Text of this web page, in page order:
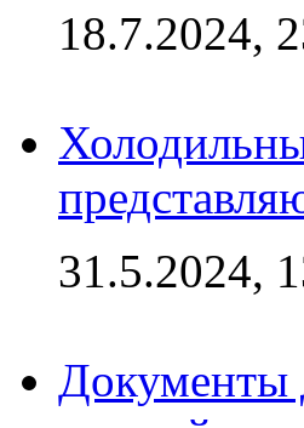
18.7.2024,
31.5.2024,
Документы